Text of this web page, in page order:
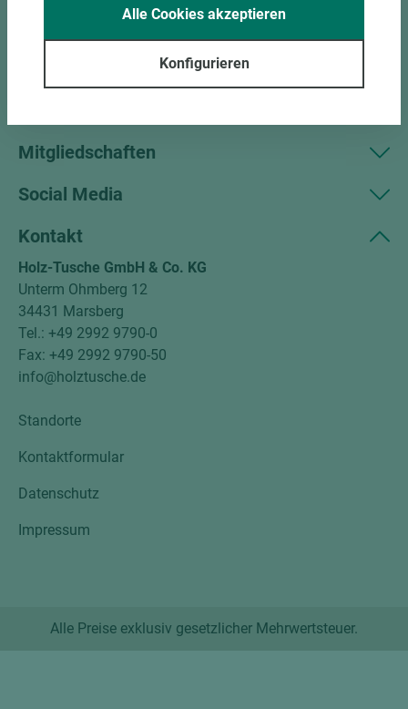
Mitgliedschaften
Social Media
Kontakt
Holz-Tusche GmbH & Co. KG
Unterm Ohmberg 12
34431 Marsberg
Tel.: +49 2992 9790-0
Fax: +49 2992 9790-50
info@holztusche.de
Standorte
Kontaktformular
Datenschutz
Impressum
Alle Preise exklusiv gesetzlicher Mehrwertsteuer.
Konfigurieren
Alle Cookies akzeptieren